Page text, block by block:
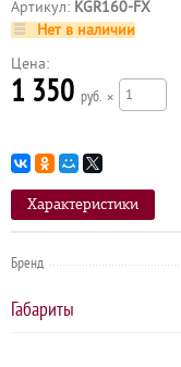
Артикул: KGR160-FX
Нет в наличии
Цена:
1 350 р
×
Характеристики
Бренд
Габариты